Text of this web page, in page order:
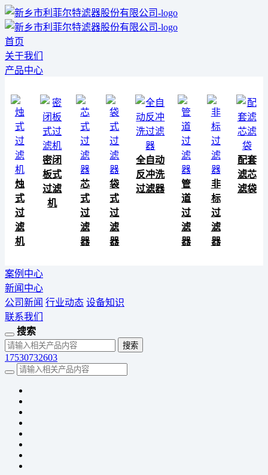
首页
关于我们
产品中心
烛
式
过
滤
机
密闭
板式
过滤
机
芯
式
过
滤
器
袋
式
过
滤
器
全自动
反冲洗
过滤器
管
道
过
滤
器
非
标
过
滤
器
配套
滤芯
滤袋
案例中心
新闻中心
公司新闻 行业动态 设备知识
联系我们
搜索
17530732603